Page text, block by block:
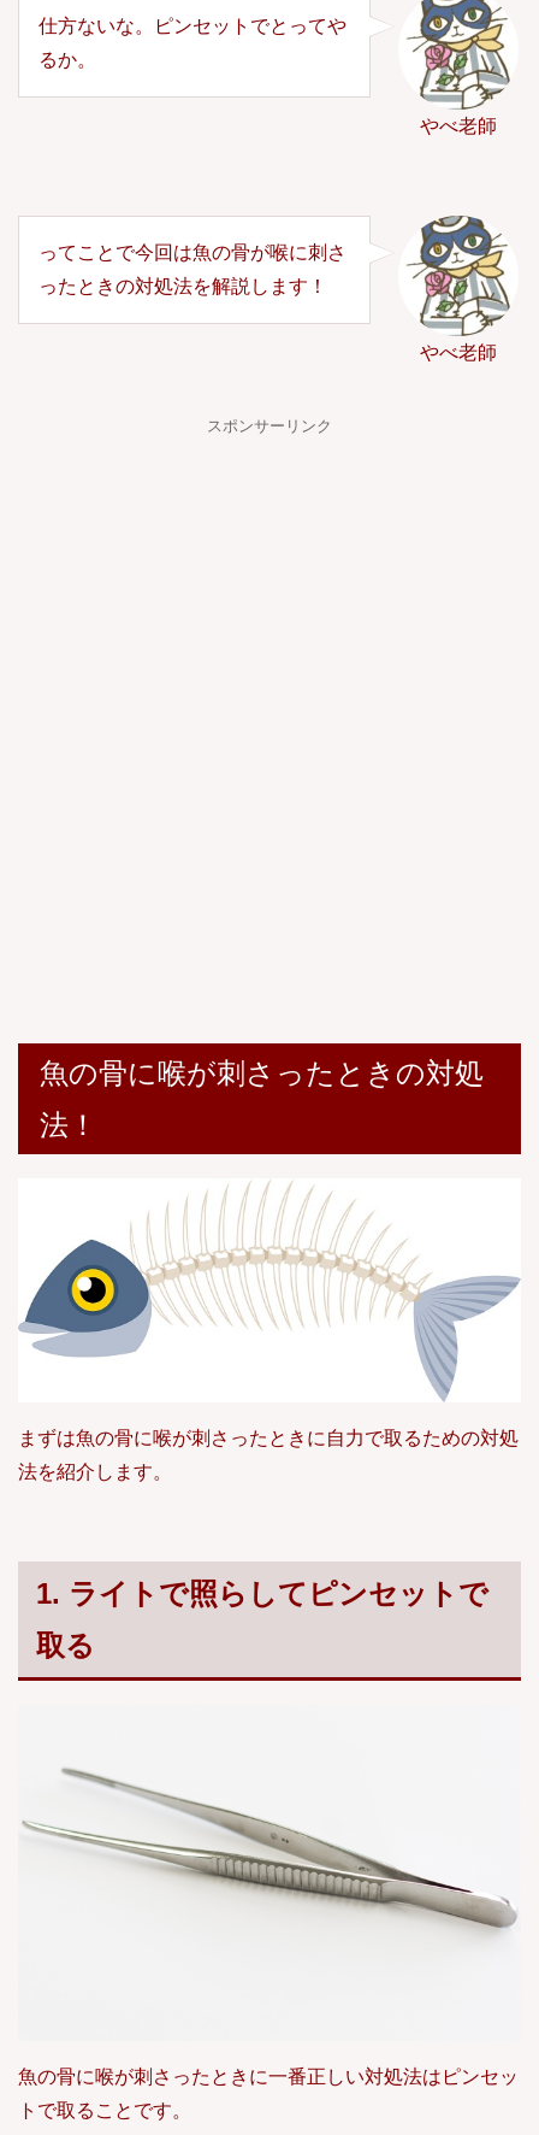
やべ老師
仕方ないな。ピンセットでとってや
るか。
やべ老師
ってことで今回は魚の骨が喉に刺さ
ったときの対処法を解説します！
スポンサーリンク
魚の骨に喉が刺さったときの対処
法！
まずは魚の骨に喉が刺さったときに自力で取るための対処
法を紹介します。
1. ライトで照らしてピンセットで
取る
魚の骨に喉が刺さったときに一番正しい対処法はピンセッ
トで取ることです。